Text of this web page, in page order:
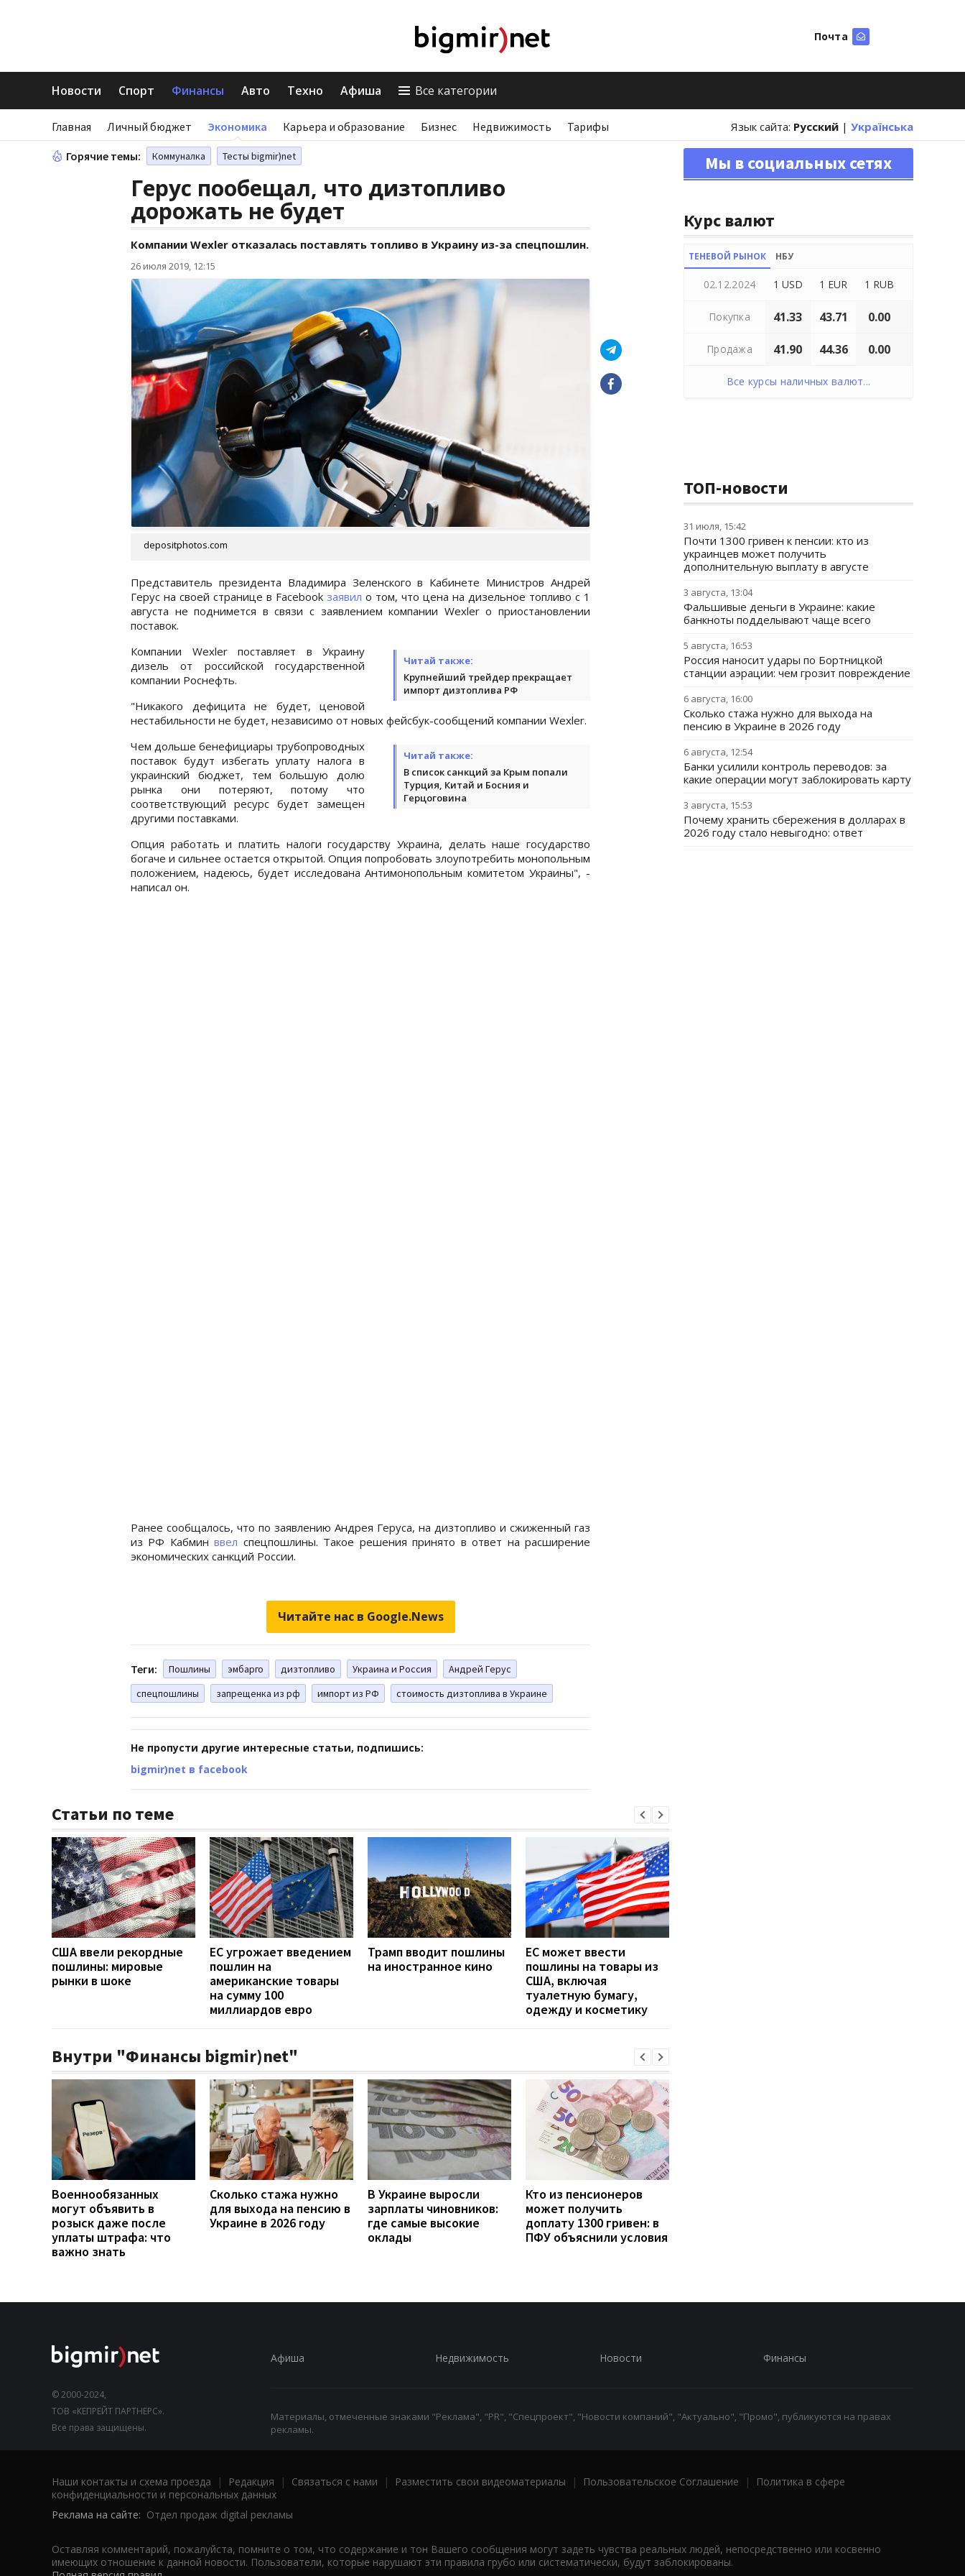
Почта
Новости Спорт Финансы Авто Техно Афиша Все категории
Главная Личный бюджет Экономика Карьера и образование Бизнес Недвижимость Тарифы Язык сайта: Русский | Українська
Горячие темы: Коммуналка Тесты bigmir)net
Герус пообещал, что дизтопливо
дорожать не будет
Компании Wexler отказалась поставлять топливо в Украину из-за спецпошлин.
26 июля 2019, 12:15
depositphotos.com
Представитель президента Владимира Зеленского в Кабинете Министров Андрей
Герус на своей странице в Facebook заявил о том, что цена на дизельное топливо с 1
августа не поднимется в связи с заявлением компании Wexler о приостановлении
поставок.
Читай также:
Крупнейший трейдер прекращает
импорт дизтоплива РФ
Компании Wexler поставляет в Украину
дизель от российской государственной
компании Роснефть.
"Никакого дефицита не будет, ценовой
нестабильности не будет, независимо от новых фейсбук-сообщений компании Wexler.
Читай также:
В список санкций за Крым попали
Турция, Китай и Босния и
Герцоговина
Чем дольше бенефициары трубопроводных
поставок будут избегать уплату налога в
украинский бюджет, тем большую долю
рынка они потеряют, потому что
соответствующий ресурс будет замещен
другими поставками.
Опция работать и платить налоги государству Украина, делать наше государство
богаче и сильнее остается открытой. Опция попробовать злоупотребить монопольным
положением, надеюсь, будет исследована Антимонопольным комитетом Украины", -
написал он.
Ранее сообщалось, что по заявлению Андрея Геруса, на дизтопливо и сжиженный газ
из РФ Кабминввел спецпошлины. Такое решения принято в ответ на расширение
экономических санкций России.
Читайте нас в Google.News
Теги: Пошлины эмбарго дизтопливо Украина и Россия
Андрей Герус
спецпошлины
запрещенка из рф импорт из РФ стоимость дизтоплива в Украине
Не пропусти другие интересные статьи, подпишись:
bigmir)net в facebook
Статьи по теме
США ввели рекордные
пошлины: мировые
рынки в шоке
ЕС угрожает введением
пошлин на
американские товары
на сумму 100
миллиардов евро
Трамп вводит пошлины
на иностранное кино
ЕС может ввести
пошлины на товары из
США, включая
туалетную бумагу,
одежду и косметику
Внутри "Финансы bigmir)net"
Военнообязанных
могут объявить в
розыск даже после
уплаты штрафа: что
важно знать
Сколько стажа нужно
для выхода на пенсию в
Украине в 2026 году
В Украине выросли
зарплаты чиновников:
где самые высокие
оклады
Кто из пенсионеров
может получить
доплату 1300 гривен: в
ПФУ объяснили условия
Мы в социальных сетях
Курс валют
ТЕНЕВОЙ РЫНОК НБУ
02.12.2024 1 USD 1 EUR 1 RUB
Покупка 41.33 43.71 0.00
Продажа 41.90 44.36 0.00
Все курсы наличных валют...
ТОП-новости
31 июля, 15:42
Почти 1300 гривен к пенсии: кто из
украинцев может получить
дополнительную выплату в августе
3 августа, 13:04
Фальшивые деньги в Украине: какие
банкноты подделывают чаще всего
5 августа, 16:53
Россия наносит удары по Бортницкой
станции аэрации: чем грозит повреждение
6 августа, 16:00
Сколько стажа нужно для выхода на
пенсию в Украине в 2026 году
6 августа, 12:54
Банки усилили контроль переводов: за
какие операции могут заблокировать карту
3 августа, 15:53
Почему хранить сбережения в долларах в
2026 году стало невыгодно: ответ
© 2000-2024,
ТОВ «КЕПРЕЙТ ПАРТНЕРС».
Все права защищены.
Афиша Недвижимость Новости Финансы
Материалы, отмеченные знаками "Реклама", "PR", "Спецпроект", "Новости компаний", "Актуально", "Промо", публикуются на правах
рекламы.
Наши контакты и схема проезда | Редакция | Связаться с нами | Разместить свои видеоматериалы | Пользовательское Соглашение |
Политика в сфере
конфиденциальности и персональных данных
Реклама на сайте: Отдел продаж digital рекламы
Оставляя комментарий, пожалуйста, помните о том, что содержание и тон Вашего сообщения могут задеть чувства реальных людей, непосредственно или косвенно
имеющих отношение к данной новости. Пользователи, которые нарушают эти правила грубо или систематически, будут заблокированы.